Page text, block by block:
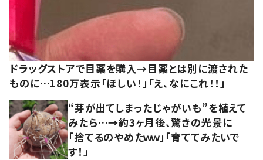
ドラッグストアで目薬を購入→目薬とは別に渡された
ものに…180万表示「ほしい！」「え、なにこれ！！」
“芽が出てしまったじゃがいも”を植えて
みたら…→約3ヶ月後、驚きの光景に
「捨てるのやめたｗｗ」「育ててみたいで
す！」